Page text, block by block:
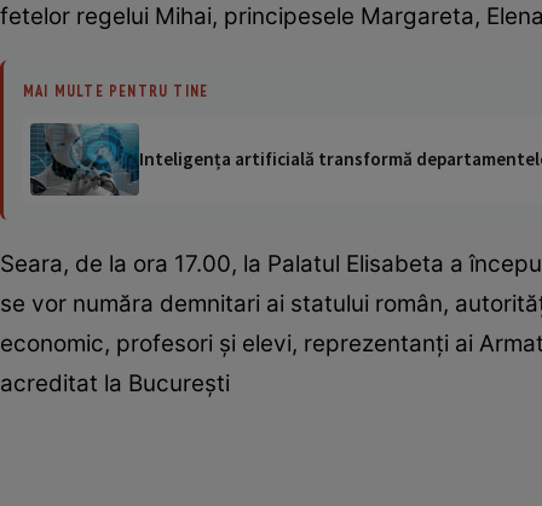
fetelor regelui Mihai, principesele Margareta,
MAI MULTE PENTRU TINE
Inteligența artificială transformă
Seara, de la ora 17.00, la Palatul Elisabeta a
se vor număra demnitari ai statului român,
economic, profesori şi elevi, reprezentanţi ai
acreditat la Bucureşti